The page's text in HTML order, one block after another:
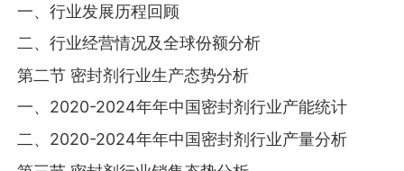
一、行业发展历程回顾
二、行业经营情况及全球份额分析
第二节 密封剂行业生产态势分析
一、2020-2024年年中国密封剂行业产能统计
二、2020-2024年年中国密封剂行业产量分析